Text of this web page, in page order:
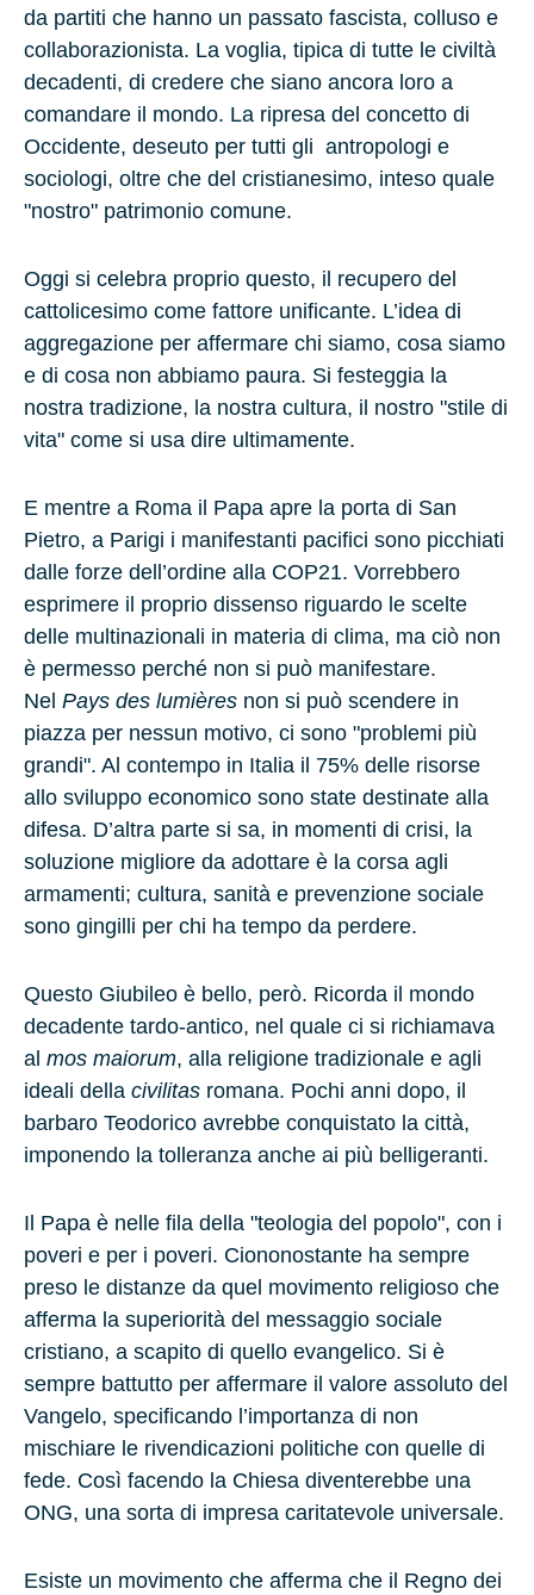
da partiti che hanno un passato fascista, colluso e
collaborazionista. La voglia, tipica di tutte le civiltà
decadenti, di credere che siano ancora loro a
comandare il mondo. La ripresa del concetto di
Occidente, deseuto per tutti gli antropologi e
sociologi, oltre che del cristianesimo, inteso quale
"nostro" patrimonio comune.
Oggi si celebra proprio questo, il recupero del
cattolicesimo come fattore unificante. L’idea di
aggregazione per affermare chi siamo, cosa siamo
e di cosa non abbiamo paura. Si festeggia la
nostra tradizione, la nostra cultura, il nostro "stile di
vita" come si usa dire ultimamente.
E mentre a Roma il Papa apre la porta di San
Pietro, a Parigi i manifestanti pacifici sono picchiati
dalle forze dell’ordine alla COP21. Vorrebbero
esprimere il proprio dissenso riguardo le scelte
delle multinazionali in materia di clima, ma ciò non
è permesso perché non si può manifestare.
Nel Pays des lumières non si può scendere in
piazza per nessun motivo, ci sono "problemi più
grandi". Al contempo in Italia il 75% delle risorse
allo sviluppo economico sono state destinate alla
difesa. D’altra parte si sa, in momenti di crisi, la
soluzione migliore da adottare è la corsa agli
armamenti; cultura, sanità e prevenzione sociale
sono gingilli per chi ha tempo da perdere.
Questo Giubileo è bello, però. Ricorda il mondo
decadente tardo-antico, nel quale ci si richiamava
al mos maiorum, alla religione tradizionale e agli
ideali della civilitas romana. Pochi anni dopo, il
barbaro Teodorico avrebbe conquistato la città,
imponendo la tolleranza anche ai più belligeranti.
Il Papa è nelle fila della "teologia del popolo", con i
poveri e per i poveri. Ciononostante ha sempre
preso le distanze da quel movimento religioso che
afferma la superiorità del messaggio sociale
cristiano, a scapito di quello evangelico. Si è
sempre battutto per affermare il valore assoluto del
Vangelo, specificando l’importanza di non
mischiare le rivendicazioni politiche con quelle di
fede. Così facendo la Chiesa diventerebbe una
ONG, una sorta di impresa caritatevole universale.
Esiste un movimento che afferma che il Regno dei